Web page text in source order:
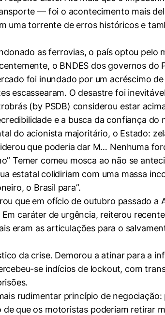
— foi o acontecimento mais
uma torrente de erros históricos e
as ferrovias, o país optou pelo
o BNDES dos governos
foi inundado por um acréscimo
escassearam. O desastre foi
(by PSDB) considerou estar
e a busca da confiança
do acionista majoritário, o Estado:
que poderia dar M… Nenhuma
Temer comeu mosca ao não se
estatal colidiriam com uma massa
o Brasil para”.
que em ofício de outubro passado a
caráter de urgência, reiterou
eram as articulações para o
da crise. Demorou a atinar para a
se indícios de lockout, com
rudimentar princípio de
que os motoristas poderiam retirar